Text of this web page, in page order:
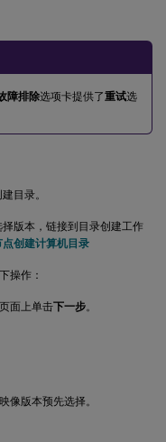
障排除选项卡提供了重试选
目录。
版本，链接到目录创建工作
创建计算机目录
操作：
页面上单击下一步。
像版本预先选择。